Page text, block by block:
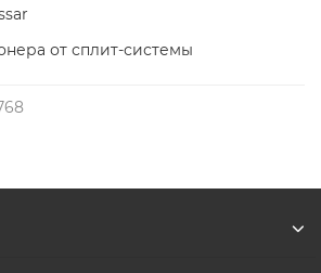
от сплит-системы